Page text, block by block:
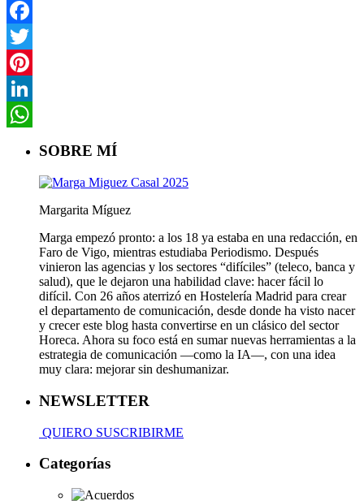
Facebook
Twitter
Pinterest
LinkedIn
SOBRE MÍ
Margarita Míguez
Marga empezó pronto: a los 18 ya estaba en una redacción, en
Faro de Vigo, mientras estudiaba Periodismo. Después
vinieron las agencias y los sectores “difíciles” (teleco, banca y
salud), que le dejaron una habilidad clave: hacer fácil lo
difícil. Con 26 años aterrizó en Hostelería Madrid para crear
el departamento de comunicación, desde donde ha visto nacer
y crecer este blog hasta convertirse en un clásico del sector
Horeca. Ahora su foco está en sumar nuevas herramientas a la
estrategia de comunicación —como la IA—, con una idea
muy clara: mejorar sin deshumanizar.
NEWSLETTER
QUIERO SUSCRIBIRME
Categorías